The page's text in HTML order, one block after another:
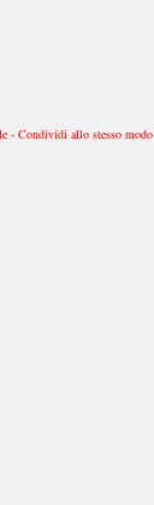
- Condividi allo stesso